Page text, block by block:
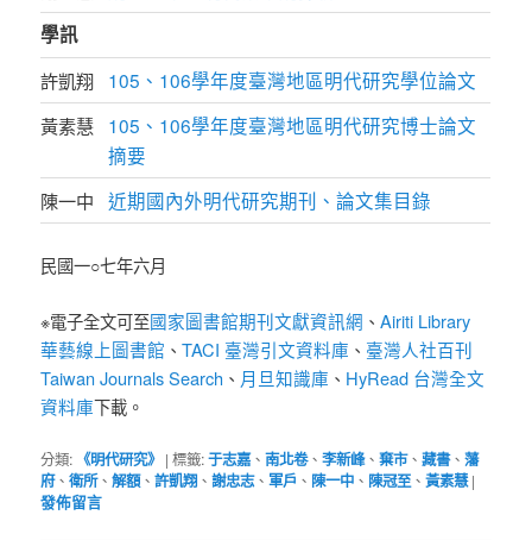
學訊
許凱翔 105、106學年度臺灣地區明代研究學位論文
黃素慧
105、106學年度臺灣地區明代研究博士論文
摘要
陳一中 近期國內外明代研究期刊、論文集目錄
民國一○七年六月
※電子全文可至國家圖書館期刊文獻資訊網 、Airiti Library
華藝線上圖書館 、TACI 臺灣引文資料庫 、 臺灣人社百刊
Taiwan Journals Search 、 月旦知識庫 、 HyRead 台灣全文
資料庫下載。
分類: 《明代研究》 |標籤:于志嘉、南北卷、李新峰、棄市、藏書、藩
府、衛所、解額、許凱翔 、謝忠志、軍戶 、 陳一中 、 陳冠至 、黃素慧 |
發佈留言